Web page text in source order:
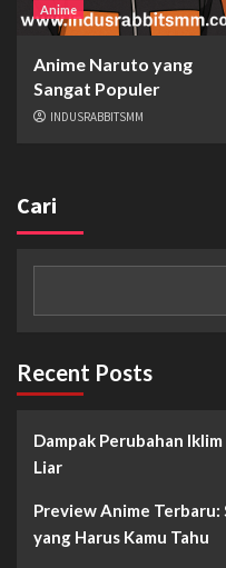
Anime
Anime Naruto yang
Sangat Populer
INDUSRABBITSMM
Cari
Recent Posts
Dampak Perubahan
Liar
Preview Anime
yang Harus Kamu Tahu